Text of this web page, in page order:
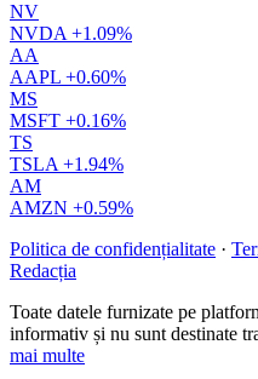
NV
NVDA +1.09%
AA
AAPL +0.60%
MS
MSFT +0.16%
TS
TSLA +1.94%
AM
AMZN +0.59%
Politica de confidențialitate ·
Redacția
Toate datele furnizate pe
informativ și nu sunt destinate
mai multe